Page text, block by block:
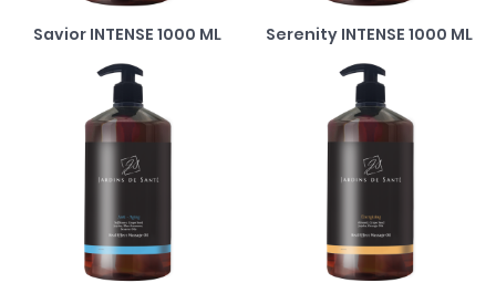
Savior INTENSE 1000 ML Serenity INTENSE 1000 ML